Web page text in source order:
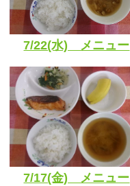
7/22(水) メニュー
7/17(金) メニュー